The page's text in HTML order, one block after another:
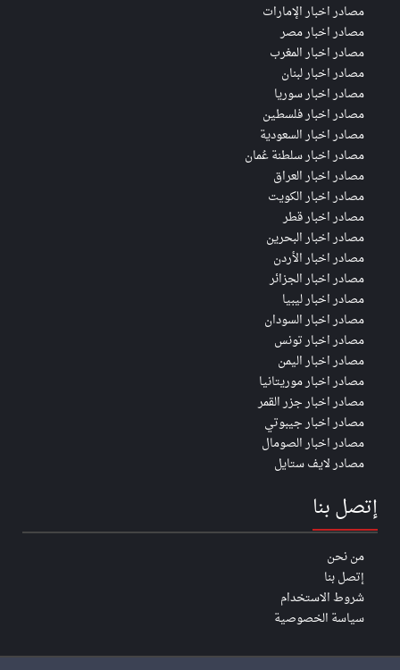
مصادر اخبار الإمارات
مصادر اخبار مصر
مصادر اخبار المغرب
مصادر اخبار لبنان
مصادر اخبار سوريا
مصادر اخبار فلسطين
مصادر اخبار السعودية
مصادر اخبار سلطنة عُمان
مصادر اخبار العراق
مصادر اخبار الكويت
مصادر اخبار قطر
مصادر اخبار البحرين
مصادر اخبار الأردن
مصادر اخبار الجزائر
مصادر اخبار ليبيا
مصادر اخبار السودان
مصادر اخبار تونس
مصادر اخبار اليمن
مصادر اخبار موريتانيا
مصادر اخبار جزر القمر
مصادر اخبار جيبوتي
مصادر اخبار الصومال
مصادر لايف ستايل
إتصل بنا
من نحن
إتصل بنا
شروط الاستخدام
سياسة الخصوصية